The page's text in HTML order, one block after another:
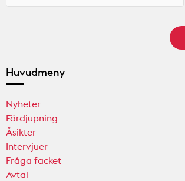
Huvudmeny
Nyheter
Fördjupning
Åsikter
Intervjuer
Fråga facket
Avtal